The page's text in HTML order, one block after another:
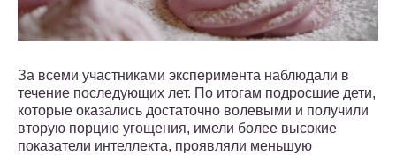
За всеми участниками эксперимента наблюдали в
течение последующих лет. По итогам подросшие дети,
которые оказались достаточно волевыми и получили
вторую порцию угощения, имели более высокие
показатели интеллекта, проявляли меньшую